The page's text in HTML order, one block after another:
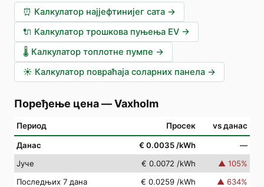
⏰ Калкулатор најјефтинијег сата →
🔌 Калкулатор трошкова пуњења EV →
🌡️ Калкулатор топлотне пумпе →
☀️ Калкулатор повраћаја соларних панела →
Поређење цена—Vaxholm
Период Просек vs данас
Данас € 0.0035 /kWh
—
Јуче
€ 0.0072 /kWh ▲ 105%
Последњих 7 дана
€ 0.0259 /kWh ▲ 634%